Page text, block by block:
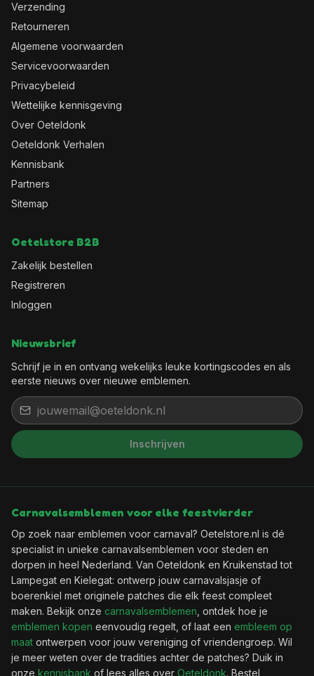
Verzending
Retourneren
Algemene voorwaarden
Servicevoorwaarden
Privacybeleid
Wettelijke kennisgeving
Over Oeteldonk
Oeteldonk Verhalen
Kennisbank
Partners
Sitemap
Oetelstore B2B
Zakelijk bestellen
Registreren
Inloggen
Nieuwsbrief
Schrijf je in en ontvang wekelijks leuke kortingscodes en als
eerste nieuws over nieuwe emblemen.
Inschrijven
Carnavalsemblemen voor elke feestvierder
Op zoek naar emblemen voor carnaval? Oetelstore.nl is dé
specialist in unieke carnavalsemblemen voor steden en
dorpen in heel Nederland. Van Oeteldonk en Kruikenstad tot
Lampegat en Kielegat: ontwerp jouw carnavalsjasje of
boerenkiel met originele patches die elk feest compleet
maken. Bekijk onze carnavalsemblemen , ontdek hoe je
emblemen kopen eenvoudig regelt, of laat een embleem op
maat ontwerpen voor jouw vereniging of vriendengroep. Wil
je meer weten over de tradities achter de patches? Duik in
onze kennisbank of lees alles over Oeteldonk. Bestel
bent binnen!
Wil je elke week een leuke kortingscode in je
🎟️Wekelijks een verse kortingscode
✨ Als eerste de nieuwste emblemen
📬Geen spam, uitschrijven kan altijd